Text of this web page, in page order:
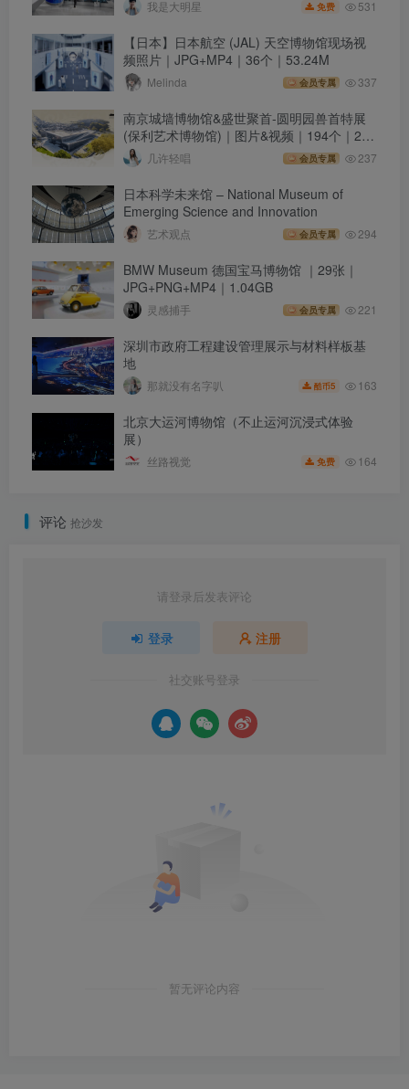
我是大明星 免费 531
【日本】日本航空 (JAL) 天空博物馆现场视
频照片｜JPG+MP4｜36个｜53.24M
Melinda 会员专属 337
南京城墙博物馆&盛世聚首-圆明园兽首特展
(保利艺术博物馆)｜图片&视频｜194个｜2K
｜3.02G几许轻唱 会员专属 237
日本科学未来馆 – National Museum of
Emerging Science and Innovation
艺术观点 会员专属 294
BMW Museum 德国宝马博物馆 ｜29张｜
JPG+PNG+MP4｜1.04GB
灵感捕手 会员专属 221
深圳市政府工程建设管理展示与材料样板基
地
那就没有名字叭 酷币5 163
北京大运河博物馆（不止运河沉浸式体验
展）
丝路视觉 免费 164
评论 抢沙发
请登录后发表评论
登录 注册
社交账号登录
暂无评论内容